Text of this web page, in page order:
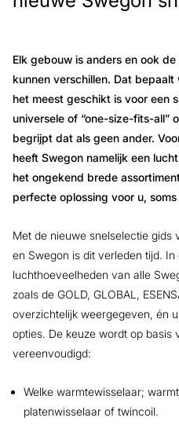
Elk gebouw is anders en ook
kunnen verschillen. Dat
het meest geschikt is voor een
universele of “one-size-fits-all”
begrijpt dat als geen ander.
heeft Swegon namelijk een
het ongekend brede
perfecte oplossing voor u,
Met de nieuwe snelselectie gids
en Swegon is dit verleden tijd.
luchthoeveelheden van alle
zoals de GOLD, GLOBAL,
overzichtelijk weergegeven, én
opties. De keuze wordt op basis
vereenvoudigd:
Welke warmtewisselaar;
platenwisselaar of twincoil.